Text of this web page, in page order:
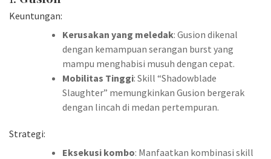
Keuntungan:
Kerusakan yang meledak: Gusion dikenal
dengan kemampuan serangan burst yang
mampu menghabisi musuh dengan cepat.
Mobilitas Tinggi: Skill “Shadowblade
Slaughter” memungkinkan Gusion bergerak
dengan lincah di medan pertempuran.
Strategi:
Eksekusi kombo: Manfaatkan kombinasi skill